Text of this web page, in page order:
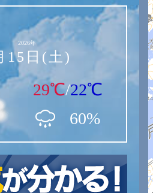
2026年
15日(土)
29℃/22℃
60%